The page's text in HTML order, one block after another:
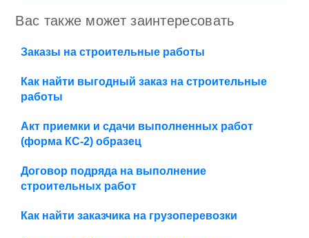
Вас также может заинтересовать
Заказы на строительные работы
Как найти выгодный заказ на строительные
работы
Акт приемки и сдачи выполненных работ
(форма КС-2) образец
Договор подряда на выполнение
строительных работ
Как найти заказчика на грузоперевозки